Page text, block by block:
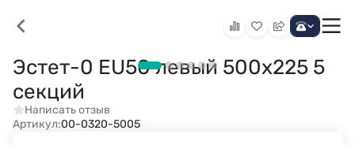
Эстет-0 EU50 левый 500х225 5
секций
Написать отзыв
Артикул:00-0320-5005